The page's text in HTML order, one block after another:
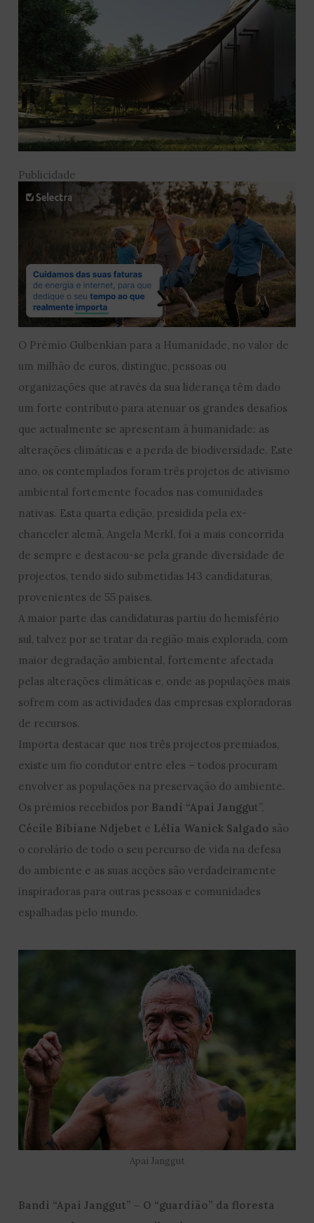
Publicidade
O Prémio Gulbenkian para a Humanidade, no valor de
um milhão de euros, distingue, pessoas ou
organizações que através da sua liderança têm dado
um forte contributo para atenuar os grandes desafios
que actualmente se apresentam à humanidade: as
alterações climáticas e a perda de biodiversidade. Este
ano, os contemplados foram três projetos de ativismo
ambiental fortemente focados nas comunidades
nativas. Esta quarta edição, presidida pela ex-
chanceler alemã, Angela Merkl, foi a mais concorrida
de sempre e destacou-se pela grande diversidade de
projectos, tendo sido submetidas 143 candidaturas,
provenientes de 55 países.
A maior parte das candidaturas partiu do hemisfério
sul, talvez por se tratar da região mais explorada, com
maior degradação ambiental, fortemente afectada
pelas alterações climáticas e, onde as populações mais
sofrem com as actividades das empresas exploradoras
de recursos.
Importa destacar que nos três projectos premiados,
existe um fio condutor entre eles – todos procuram
envolver as populações na preservação do ambiente.
Os prémios recebidos por Bandi “Apai Janggut”,
Cécile Bibiane Ndjebet e Lélia Wanick Salgado são
o corolário de todo o seu percurso de vida na defesa
do ambiente e as suas acções são verdadeiramente
inspiradoras para outras pessoas e comunidades
espalhadas pelo mundo.
Apai Janggut
Bandi “Apai Janggut” – O “guardião” da floresta